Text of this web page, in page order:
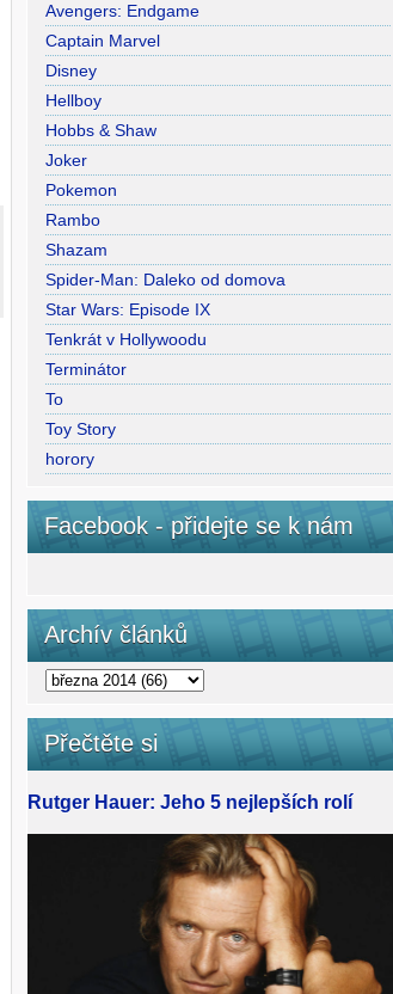
Avengers: Endgame
Captain Marvel
Disney
Hellboy
Hobbs & Shaw
Joker
Pokemon
Rambo
Shazam
Spider-Man: Daleko od domova
Star Wars: Episode IX
Tenkrát v Hollywoodu
Terminátor
To
Toy Story
horory
Facebook - přidejte se k nám
Archív článků
Přečtěte si
Rutger Hauer: Jeho 5 nejlepších rolí